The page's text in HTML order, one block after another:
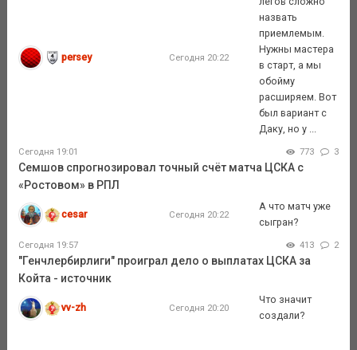
persey Сегодня 20:22
назвать
приемлемым.
Нужны мастера
в старт, а мы
обойму
расширяем. Вот
был вариант с
Даку, но у ...
Сегодня 19:01 773 3
Семшов спрогнозировал точный счёт матча ЦСКА с
«Ростовом» в РПЛ
cesar Сегодня 20:22
А что матч уже
сыгран?
Сегодня 19:57 413 2
"Генчлербирлиги" проиграл дело о выплатах ЦСКА за
Койта - источник
vv-zh Сегодня 20:20
Что значит
создали?